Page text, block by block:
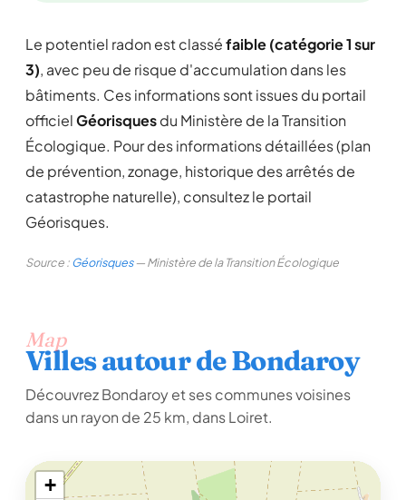
Le potentiel radon est classéfaible (catégorie 1 sur
3), avec peu de risque d'accumulation dans les
bâtiments. Ces informations sont issues du portail
officielGéorisquesdu Ministère de la Transition
Écologique. Pour des informations détaillées (plan
de prévention, zonage, historique des arrêtés de
catastrophe naturelle), consultez le portail
Géorisques.
Source :Géorisques— Ministère de la Transition Écologique
Map
Villes autour de Bondaroy
Découvrez Bondaroy et ses communes voisines
dans un rayon de 25 km, dans Loiret.
+